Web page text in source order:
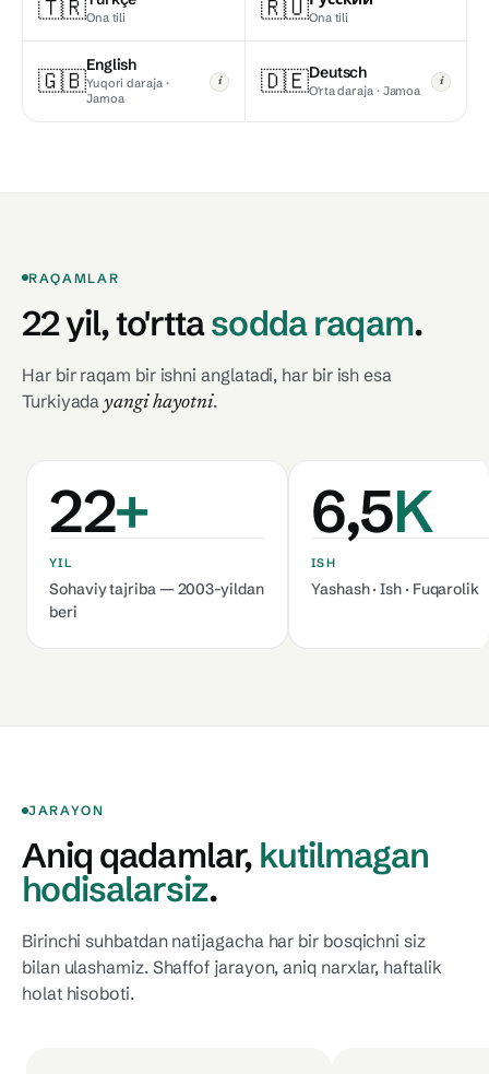
🇹🇷Ona tili 🇷🇺Ona tili
🇬🇧
English
Yuqori daraja ·
Jamoa
i 🇩🇪Deutsch
O'rta daraja · Jamoa
i
RAQAMLAR
22 yil,to'rttasodda raqam.
Har bir raqam bir ishni anglatadi, har bir ish esa
Turkiyadayangi hayotni.
22+
YIL
Sohaviy tajriba — 2003-yildan
beri
6,5K
ISH
Yashash · Ish · Fuqarolik
JARAYON
Aniq qadamlar, kutilmagan
hodisalarsiz.
Birinchi suhbatdan natijagacha har bir bosqichni siz
bilan ulashamiz. Shaffof jarayon, aniq narxlar, haftalik
holat hisoboti.